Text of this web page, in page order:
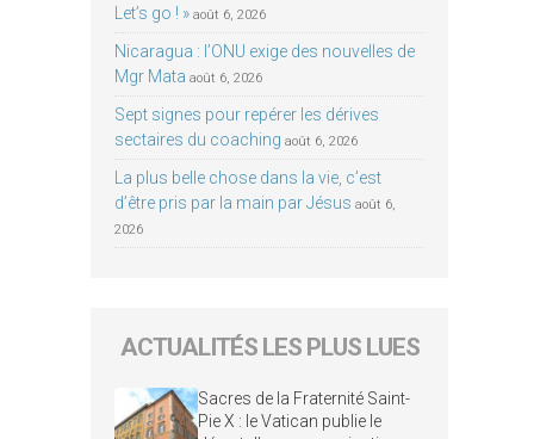
Let’s go ! » août 6, 2026
Nicaragua : l’ONU exige des nouvelles de
Mgr Mata août 6, 2026
Sept signes pour repérer les dérives
sectaires du coaching août 6, 2026
La plus belle chose dans la vie, c’est
d’être pris par la main par Jésus août 6,
2026
ACTUALITÉS LES PLUS LUES
Sacres de la Fraternité Saint-
Pie X : le Vatican publie le